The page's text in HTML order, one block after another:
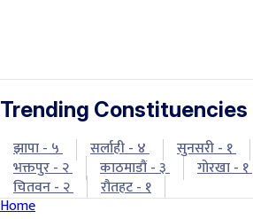
Trending Constituencies
झापा - ५ सर्लाही - ४ सुनसरी - १
भक्तपुर - २
काठमाडौं - ३ गोरखा - १
चितवन - २
रौतहट - १
Home